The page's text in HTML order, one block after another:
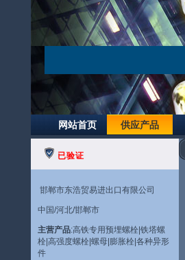
网站首页 供应产品
已验证
邯郸市东浩贸易进出口有限公司
中国/河北/邯郸市
主营产品:高铁专用预埋螺栓|铁塔螺
栓|高强度螺栓|螺母|膨胀栓|各种异形
件